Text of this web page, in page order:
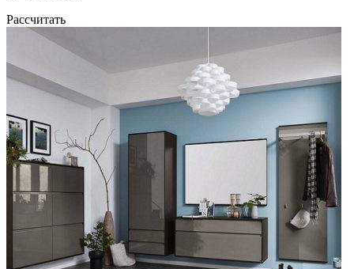
Рассчитать